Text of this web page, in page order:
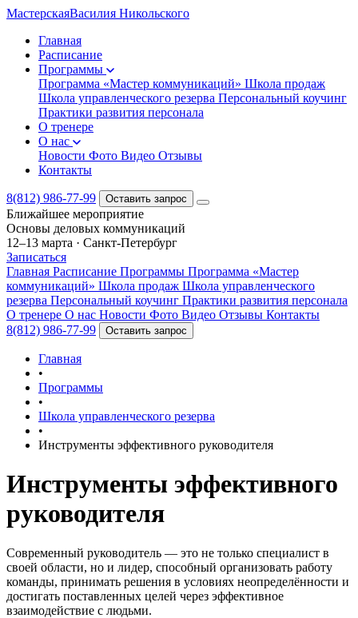
МастерскаяВасилия Никольского
Главная
Расписание
Программы
Программа «Мастер коммуникаций» Школа продаж
Школа управленческого резерва Персональный коучинг
Практики развития персонала
О тренере
О нас
Новости Фото Видео Отзывы
Контакты
8(812) 986-77-99 Оставить запрос
Ближайшее мероприятие
Основы деловых коммуникаций
12–13 марта · Санкт-Петербург
Записаться
Главная Расписание Программы Программа «Мастер
коммуникаций» Школа продаж Школа управленческого
резерва Персональный коучинг Практики развития персонала
О тренере О нас Новости Фото Видео Отзывы Контакты
8(812) 986-77-99
Оставить запрос
Главная
•
Программы
•
Школа управленческого резерва
•
Инструменты эффективного руководителя
Инструменты эффективного
руководителя
Современный руководитель — это не только специалист в
своей области, но и лидер, способный организовать работу
команды, принимать решения в условиях неопределённости и
достигать поставленных целей через эффективное
взаимодействие с людьми.